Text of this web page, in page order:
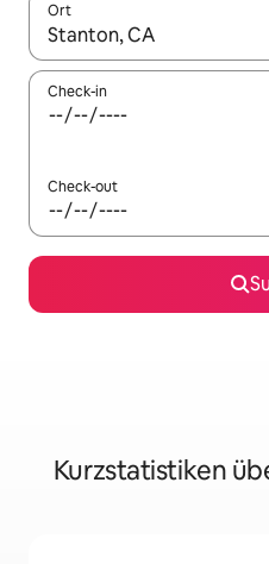
Ort
Wenn Ergebnisse
Check-in
Check-out
Kurzstatistiken